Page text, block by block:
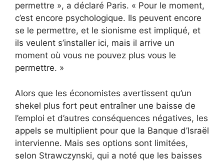
permettre », a déclaré Paris. « Pour le moment,
c’est encore psychologique. Ils peuvent encore
se le permettre, et le sionisme est impliqué, et
ils veulent s’installer ici, mais il arrive un
moment où vous ne pouvez plus vous le
permettre. »
Alors que les économistes avertissent qu’un
shekel plus fort peut entraîner une baisse de
l’emploi et d’autres conséquences négatives, les
appels se multiplient pour que la Banque d’Israël
intervienne. Mais ses options sont limitées,
selon Strawczynski, qui a noté que les baisses